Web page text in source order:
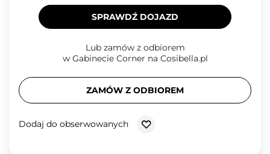
SPRAWDŹ DOJAZD
Lub zamów z odbiorem
w Gabinecie Corner na Cosibella.pl
ZAMÓW Z ODBIOREM
Dodaj do obserwowanych